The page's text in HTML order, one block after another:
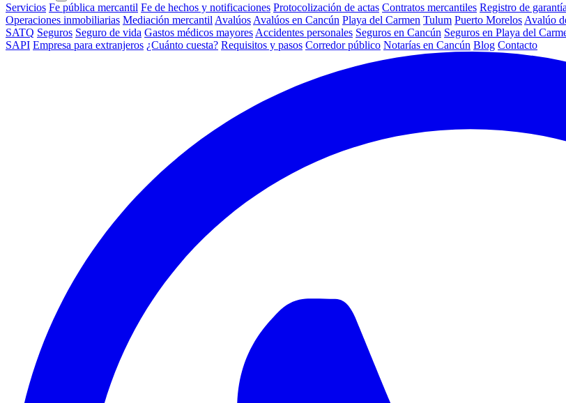
Servicios Fe pública mercantil Fe de hechos y notificaciones Protocolización de actas Contratos mercantiles Registro de
Operaciones inmobiliarias Mediación mercantil Avalúos Avalúos en Cancún Playa del Carmen Tulum Puerto Morelos Avalúo
SATQ Seguros Seguro de vida Gastos médicos mayores Accidentes personales Seguros en Cancún Seguros en Playa del
SAPI Empresa para extranjeros ¿Cuánto cuesta? Requisitos y pasos Corredor público Notarías en Cancún Blog Contacto